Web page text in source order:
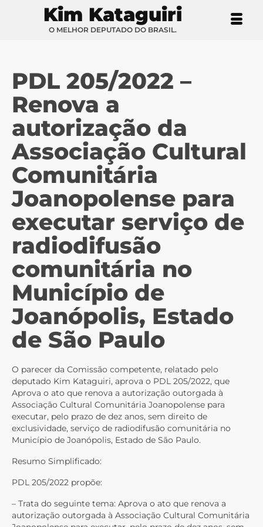
Kim Kataguiri
O MELHOR DEPUTADO DO BRASIL.
PDL 205/2022 –
Renova a
autorização da
Associação Cultural
Comunitária
Joanopolense para
executar serviço de
radiodifusão
comunitária no
Município de
Joanópolis, Estado
de São Paulo
O parecer da Comissão competente, relatado pelo
deputado Kim Kataguiri, aprova o PDL 205/2022, que
Aprova o ato que renova a autorização outorgada à
Associação Cultural Comunitária Joanopolense para
executar, pelo prazo de dez anos, sem direito de
exclusividade, serviço de radiodifusão comunitária no
Município de Joanópolis, Estado de São Paulo.
Resumo Simplificado:
PDL 205/2022 propõe:
– Trata do seguinte tema: Aprova o ato que renova a
autorização outorgada à Associação Cultural Comunitária